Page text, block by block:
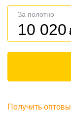
За полотно
10 020
Получить